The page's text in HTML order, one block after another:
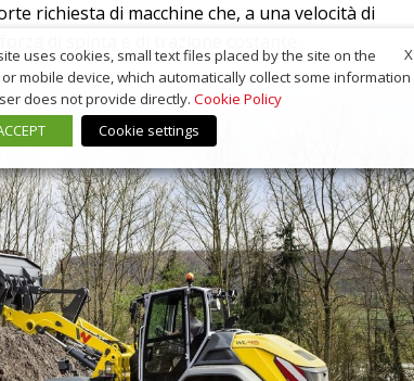
richiesta di macchine che, a una velocità di
di spinta e di trazione costante.
X
uses cookies, small text files placed by the site on the
mobile device, which automatically collect some information
does not provide directly. Cookie Policy
Cookie settings